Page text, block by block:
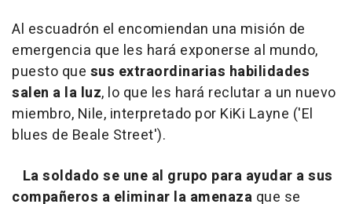
Al escuadrón el encomiendan una misión de
emergencia que les hará exponerse al mundo,
puesto que sus extraordinarias habilidades
salen a la luz, lo que les hará reclutar a un nuevo
miembro, Nile, interpretado por KiKi Layne ('El
blues de Beale Street').
La soldado se une al grupo para ayudar a sus
compañeros a eliminar la amenaza que se